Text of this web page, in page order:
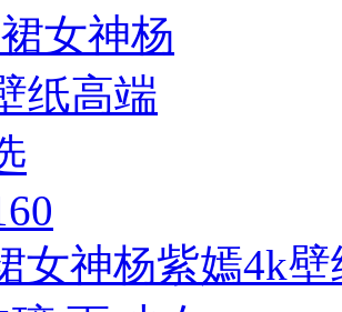
女神杨紫嫣4k